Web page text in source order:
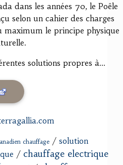
dans les années 70, le Poêle
selon un cahier des charges
maximum le principe physique
solutions propres à...
chauffage / solution
/ chauffage electrique